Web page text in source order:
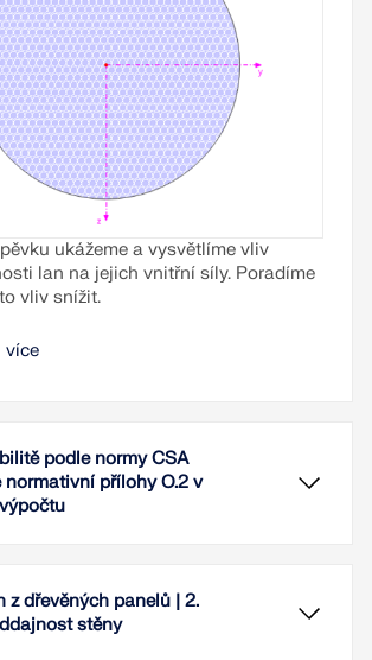
ukážeme a vysvětlíme vliv
lan na jejich vnitřní síly. Poradíme
vliv snížit.
více
podle normy CSA
normativní přílohy O.2 v
z dřevěných panelů | 2.
stěny